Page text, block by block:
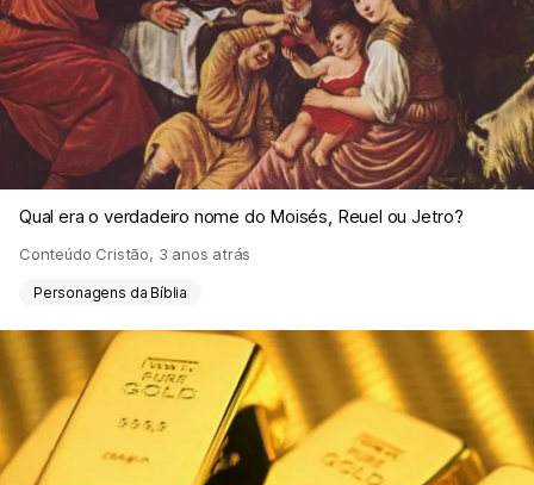
Qual era o verdadeiro nome do Moisés, Reuel ou Jetro?
Conteúdo Cristão, 3 anos atrás
Personagens da Bíblia